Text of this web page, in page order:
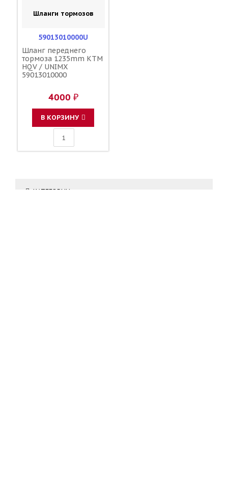
Шланги тормозов
59013010000U
Шланг переднего
тормоза 1235mm KTM
HQV / UNIMX
59013010000
4000 ₽
В КОРЗИНУ
КАТЕГОРИИ